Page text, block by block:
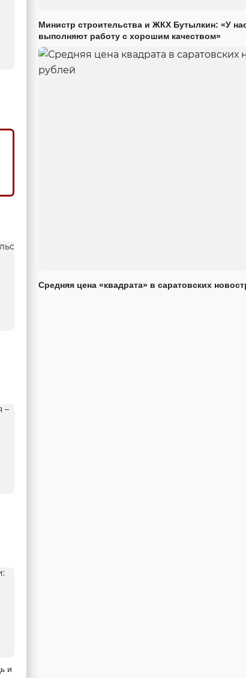
и
Министр строительства и ЖКХ Бутылкин: «У
выполняют работу с хорошим качеством»
Средняя цена «квадрата» в саратовских